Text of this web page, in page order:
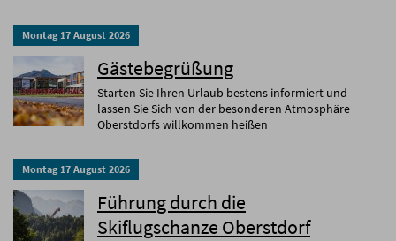
Montag 17 August 2026
Gästebegrüßung
Starten Sie Ihren Urlaub bestens informiert und
lassen Sie Sich von der besonderen Atmosphäre
Oberstdorfs willkommen heißen
Montag 17 August 2026
Führung durch die
Skiflugschanze Oberstdorf